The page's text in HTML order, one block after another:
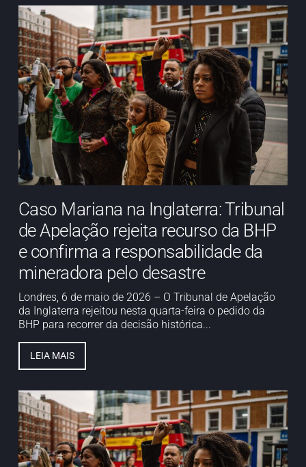
Caso Mariana na Inglaterra: Tribunal
de Apelação rejeita recurso da BHP
e confirma a responsabilidade da
mineradora pelo desastre
Londres, 6 de maio de 2026 – O Tribunal de Apelação
da Inglaterra rejeitou nesta quarta-feira o pedido da
BHP para recorrer da decisão histórica...
LEIA MAIS